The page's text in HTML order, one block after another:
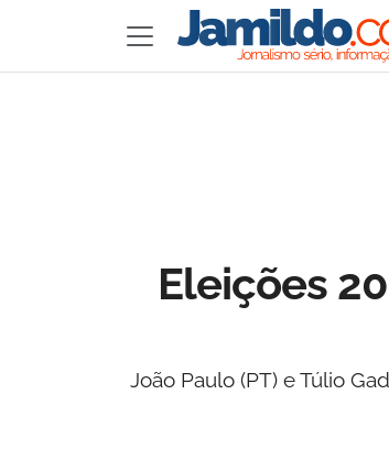
Eleições
João Paulo (PT) e Túlio